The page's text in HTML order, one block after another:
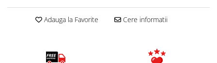
Adauga la Favorite Cere informatii